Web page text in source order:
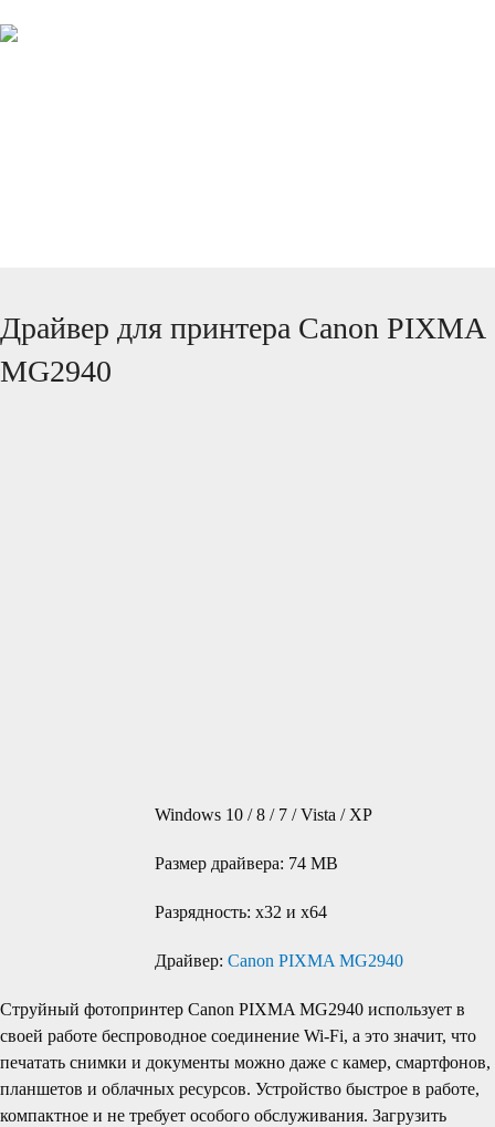
Драйвер для принтера Canon PIXMA
MG2940
Windows 10 / 8 / 7 / Vista / XP
Размер драйвера: 74 MB
Разрядность: x32 и x64
Драйвер: Canon PIXMA MG2940
Струйный фотопринтер Canon PIXMA MG2940 использует в
своей работе беспроводное соединение Wi-Fi, а это значит, что
печатать снимки и документы можно даже с камер, смартфонов,
планшетов и облачных ресурсов. Устройство быстрое в работе,
компактное и не требует особого обслуживания. Загрузить